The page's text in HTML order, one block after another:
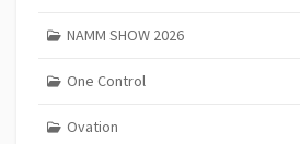
NAMM SHOW 2026
One Control
Ovation